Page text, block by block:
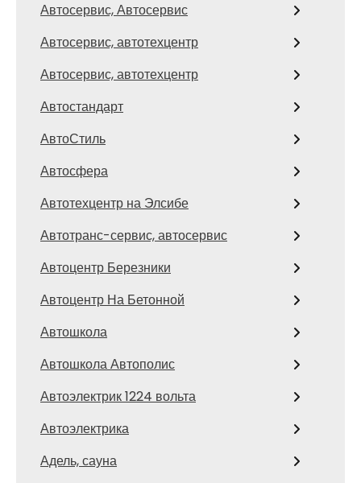
Автосервис, Автосервис
Автосервис, автотехцентр
Автосервис, автотехцентр
Автостандарт
АвтоСтиль
Автосфера
Автотехцентр на Элсибе
Автотранс-сервис, автосервис
Автоцентр Березники
Автоцентр На Бетонной
Автошкола
Автошкола Автополис
Автоэлектрик 1224 вольта
Автоэлектрика
Адель, сауна